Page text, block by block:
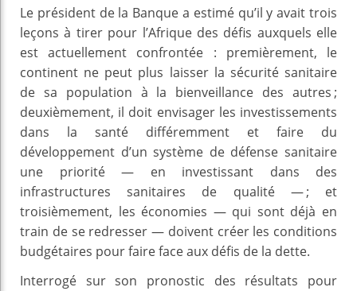
Le président de la Banque a estimé qu’il y avait trois
leçons à tirer pour l’Afrique des défis auxquels elle
est actuellement confrontée : premièrement, le
continent ne peut plus laisser la sécurité sanitaire
de sa population à la bienveillance des autres ;
deuxièmement, il doit envisager les investissements
dans la santé différemment et faire du
développement d’un système de défense sanitaire
une priorité — en investissant dans des
infrastructures sanitaires de qualité — ; et
troisièmement, les économies — qui sont déjà en
train de se redresser — doivent créer les conditions
budgétaires pour faire face aux défis de la dette.
Interrogé sur son pronostic des résultats pour